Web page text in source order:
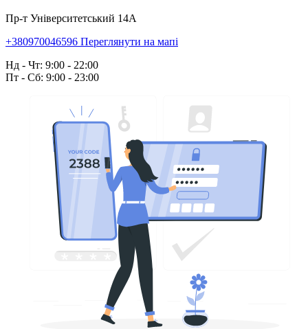
Пр-т Університетський 14А
+380970046596 Переглянути на мапі
Нд - Чт: 9:00 - 22:00
Пт - Сб: 9:00 - 23:00